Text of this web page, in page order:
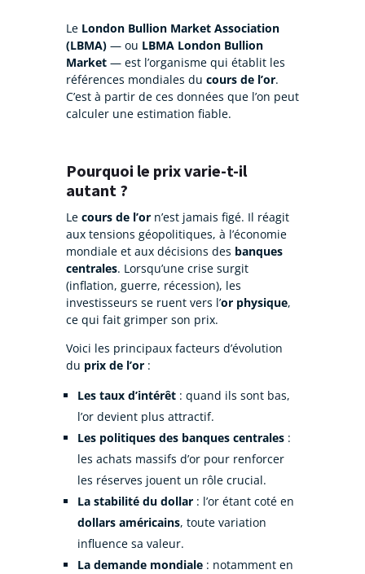
Le London Bullion Market Association
(LBMA)— ou LBMA London Bullion
Market— est l’organisme qui établit les
références mondiales du cours de l’or.
C’est à partir de ces données que l’on peut
calculer une estimation fiable.
Pourquoi le prix varie-t-il
autant ?
Le cours de l’orn’est jamais figé. Il réagit
aux tensions géopolitiques, à l’économie
mondiale et aux décisions des banques
centrales. Lorsqu’une crise surgit
(inflation, guerre, récession), les
investisseurs se ruent vers l’or physique,
ce qui fait grimper son prix.
Voici les principaux facteurs d’évolution
du prix de l’or:
Les taux d’intérêt: quand ils sont bas,
l’or devient plus attractif.
Les politiques des banques centrales:
les achats massifs d’or pour renforcer
les réserves jouent un rôle crucial.
La stabilité du dollar: l’or étant coté en
dollars américains, toute variation
influence sa valeur.
La demande mondiale: notamment en